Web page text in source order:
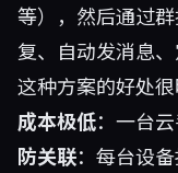
等），然后通过
复、自动发消息、
这种方案的好处很
成本极低：一台
防关联：每台设